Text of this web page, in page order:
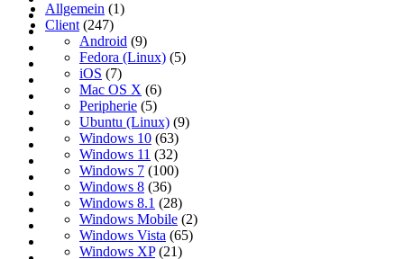
Allgemein (1)
Client (247)
Android (9)
Fedora (Linux) (5)
iOS (7)
Mac OS X (6)
Peripherie (5)
Ubuntu (Linux) (9)
Windows 10 (63)
Windows 11 (32)
Windows 7 (100)
Windows 8 (36)
Windows 8.1 (28)
Windows Mobile (2)
Windows Vista (65)
Windows XP(21)